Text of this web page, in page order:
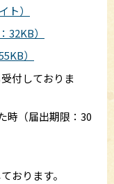
ト）
32KB）
）
付しておりま
時（届出期限：30
おります。